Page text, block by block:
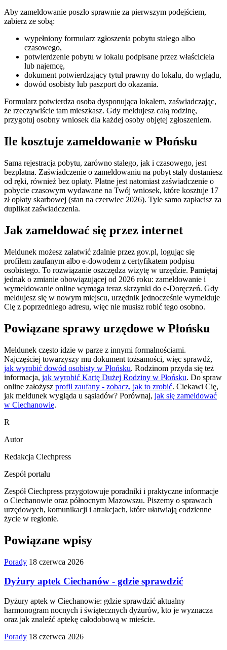
Aby zameldowanie poszło sprawnie za pierwszym podejściem,
zabierz ze sobą:
wypełniony formularz zgłoszenia pobytu stałego albo
czasowego,
potwierdzenie pobytu w lokalu podpisane przez właściciela
lub najemcę,
dokument potwierdzający tytuł prawny do lokalu, do wglądu,
dowód osobisty lub paszport do okazania.
Formularz potwierdza osoba dysponująca lokalem, zaświadczając,
że rzeczywiście tam mieszkasz. Gdy meldujesz całą rodzinę,
przygotuj osobny wniosek dla każdej osoby objętej zgłoszeniem.
Ile kosztuje zameldowanie w Płońsku
Sama rejestracja pobytu, zarówno stałego, jak i czasowego, jest
bezpłatna. Zaświadczenie o zameldowaniu na pobyt stały dostaniesz
od ręki, również bez opłaty. Płatne jest natomiast zaświadczenie o
pobycie czasowym wydawane na Twój wniosek, które kosztuje 17
zł opłaty skarbowej (stan na czerwiec 2026). Tyle samo zapłacisz za
duplikat zaświadczenia.
Jak zameldować się przez internet
Meldunek możesz załatwić zdalnie przez gov.pl, logując się
profilem zaufanym albo e-dowodem z certyfikatem podpisu
osobistego. To rozwiązanie oszczędza wizytę w urzędzie. Pamiętaj
jednak o zmianie obowiązującej od 2026 roku: zameldowanie i
wymeldowanie online wymaga teraz skrzynki do e-Doręczeń. Gdy
meldujesz się w nowym miejscu, urzędnik jednocześnie wymelduje
Cię z poprzedniego adresu, więc nie musisz robić tego osobno.
Powiązane sprawy urzędowe w Płońsku
Meldunek często idzie w parze z innymi formalnościami.
Najczęściej towarzyszy mu dokument tożsamości, więc sprawdź,
jak wyrobić dowód osobisty w Płońsku. Rodzinom przyda się też
informacja, jak wyrobić Kartę Dużej Rodziny w Płońsku. Do spraw
online założysz profil zaufany - zobacz, jak to zrobić. Ciekawi Cię,
jak meldunek wygląda u sąsiadów? Porównaj, jak się zameldować
w Ciechanowie.
R
Autor
Redakcja Ciechpress
Zespół portalu
Zespół Ciechpress przygotowuje poradniki i praktyczne informacje
o Ciechanowie oraz północnym Mazowszu. Piszemy o sprawach
urzędowych, komunikacji i atrakcjach, które ułatwiają codzienne
życie w regionie.
Powiązane wpisy
Porady 18 czerwca 2026
Dyżury aptek Ciechanów - gdzie sprawdzić
Dyżury aptek w Ciechanowie: gdzie sprawdzić aktualny
harmonogram nocnych i świątecznych dyżurów, kto je wyznacza
oraz jak znaleźć aptekę całodobową w mieście.
Porady 18 czerwca 2026